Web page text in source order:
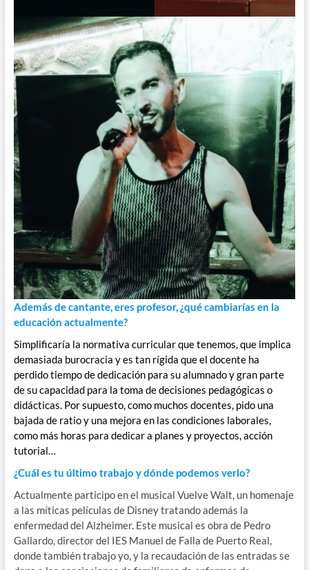
Además de cantante, eres profesor, ¿qué cambiarías en la
educación actualmente?
Simplificaría la normativa curricular que tenemos, que implica
demasiada burocracia y es tan rígida que el docente ha
perdido tiempo de dedicación para su alumnado y gran parte
de su capacidad para la toma de decisiones pedagógicas o
didácticas. Por supuesto, como muchos docentes, pido una
bajada de ratio y una mejora en las condiciones laborales,
como más horas para dedicar a planes y proyectos, acción
tutorial…
¿Cuál es tu último trabajo y dónde podemos verlo?
Actualmente participo en el musical Vuelve Walt, un homenaje
a las míticas películas de Disney tratando además la
enfermedad del Alzheimer. Este musical es obra de Pedro
Gallardo, director del IES Manuel de Falla de Puerto Real,
donde también trabajo yo, y la recaudación de las entradas se